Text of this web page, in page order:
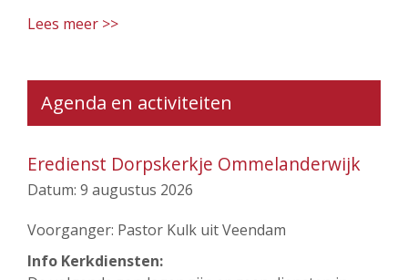
Lees meer >>
Agenda en activiteiten
Eredienst Dorpskerkje Ommelanderwijk
Datum: 9 augustus 2026
Voorganger: Pastor Kulk uit Veendam
Info Kerkdiensten: